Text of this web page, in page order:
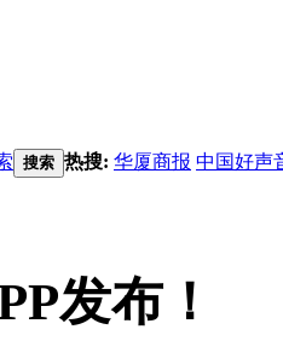
搜索 热搜: 华厦商报 中国好声
发布！